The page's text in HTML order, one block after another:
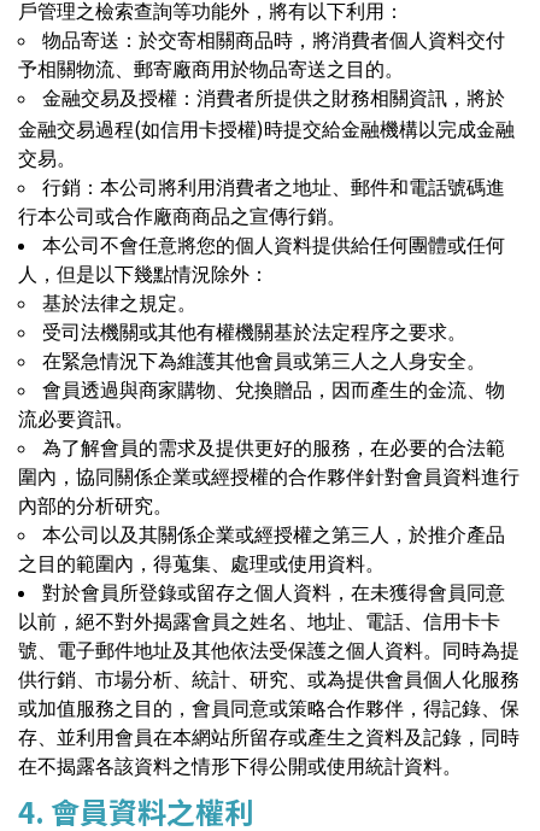
戶管理之檢索查詢等功能外，將有以下利用：
物品寄送：於交寄相關商品時，將消費者個人資料交付
予相關物流、郵寄廠商用於物品寄送之目的。
金融交易及授權：消費者所提供之財務相關資訊，將於
金融交易過程(如信用卡授權)時提交給金融機構以完成金融
交易。
行銷：本公司將利用消費者之地址、郵件和電話號碼進
行本公司或合作廠商商品之宣傳行銷。
本公司不會任意將您的個人資料提供給任何團體或任何
人，但是以下幾點情況除外：
基於法律之規定。
受司法機關或其他有權機關基於法定程序之要求。
在緊急情況下為維護其他會員或第三人之人身安全。
會員透過與商家購物、兌換贈品，因而產生的金流、物
流必要資訊。
為了解會員的需求及提供更好的服務，在必要的合法範
圍內，協同關係企業或經授權的合作夥伴針對會員資料進行
內部的分析研究。
本公司以及其關係企業或經授權之第三人，於推介產品
之目的範圍內，得蒐集、處理或使用資料。
對於會員所登錄或留存之個人資料，在未獲得會員同意
以前，絕不對外揭露會員之姓名、地址、電話、信用卡卡
號、電子郵件地址及其他依法受保護之個人資料。同時為提
供行銷、市場分析、統計、研究、或為提供會員個人化服務
或加值服務之目的，會員同意或策略合作夥伴，得記錄、保
存、並利用會員在本網站所留存或產生之資料及記錄，同時
在不揭露各該資料之情形下得公開或使用統計資料。
4. 會員資料之權利